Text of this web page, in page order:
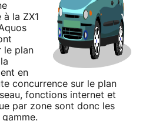
à la ZX1
le plan
en
concurrence sur le plan
fonctions internet et
par zone sont donc les